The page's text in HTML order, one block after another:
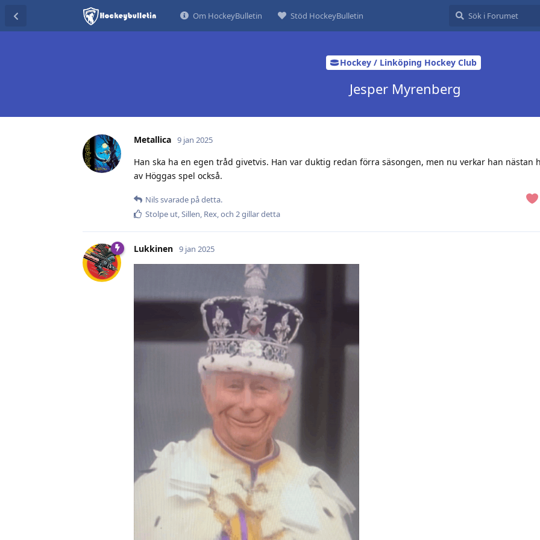
Om HockeyBulletin Stöd HockeyBulletin
Hockey / Linköping Hockey Club
Jesper Myrenberg
Metallica 9 jan 2025
Han ska ha en egen tråd givetvis. Han var duktig redan förra säsongen, men nu verkar han nästan
av Höggas spel också.
Nilssvarade på detta.
Stolpe ut,Sillen, Rex, och 2gillar detta
Lukkinen 9 jan 2025